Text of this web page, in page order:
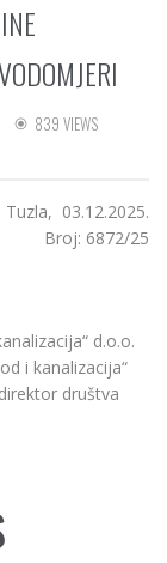
839 VIEWS
Tuzla, 03.12.2025.
Broj: 6872/25
d.o.o.
i kanalizacija“
društva